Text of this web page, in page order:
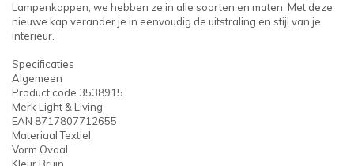
Lampenkappen, we hebben ze in alle soorten en maten. Met deze
nieuwe kap verander je in eenvoudig de uitstraling en stijl van je
interieur.
Specificaties
Algemeen
Product code 3538915
Merk Light & Living
EAN 8717807712655
Materiaal Textiel
Vorm Ovaal